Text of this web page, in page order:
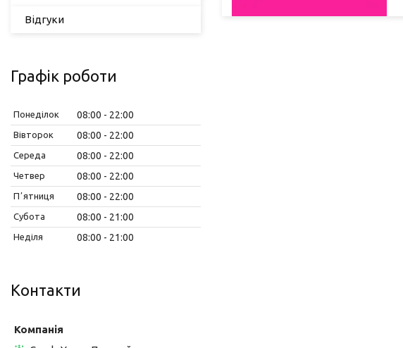
Відгуки
Графік роботи
Понеділок 08:00 22:00
Вівторок 08:00 22:00
Середа 08:00 22:00
Четвер 08:00 22:00
Пʼятниця 08:00 22:00
Субота 08:00 21:00
Неділя 08:00 21:00
Контакти